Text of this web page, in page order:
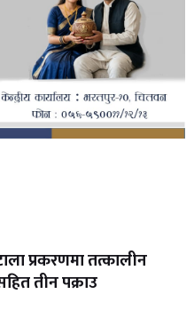
प्रकरणमा तत्कालीन
तीन पक्राउ